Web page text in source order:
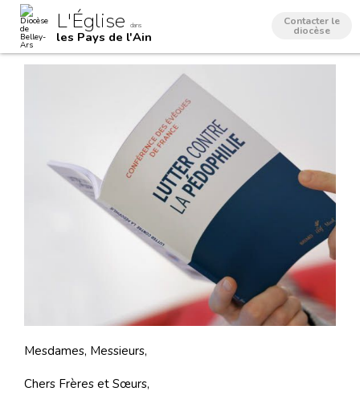
contenu.
Outils
personnels
L'Église dans
les Pays de l'Ain
Contacter le
diocèse
Mesdames, Messieurs,
Chers Frères et Sœurs,